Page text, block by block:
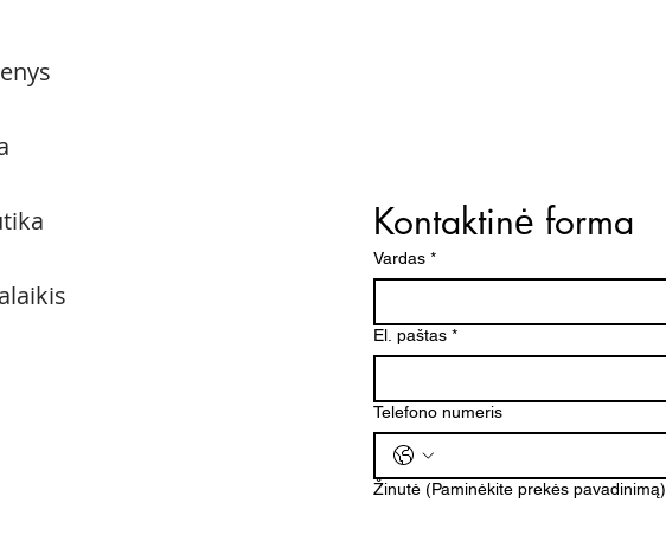
Kontaktinė forma
Vardas *
El. paštas *
Telefono numeris
Žinutė (Paminėkite prekės pavadinimą)